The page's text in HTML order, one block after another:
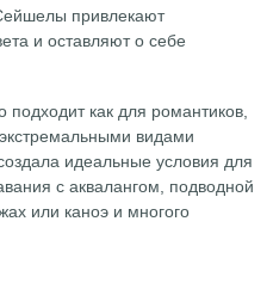
привлекают
и оставляют о себе
как для романтиков,
экстремальными видами
идеальные условия для
с аквалангом, подводной
или каноэ и многого